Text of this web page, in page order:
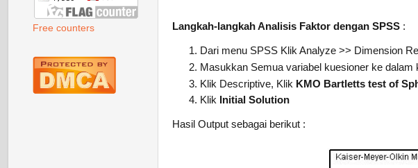
Langkah-langkah Analisis Faktor dengan SPSS:
Dari menu SPSS Klik Analyze >> Dimension
Masukkan Semua variabel kuesioner ke dalam
Klik Descriptive, Klik KMO Bartletts test of
Klik Initial Solution
Hasil Output sebagai berikut :
Free counters